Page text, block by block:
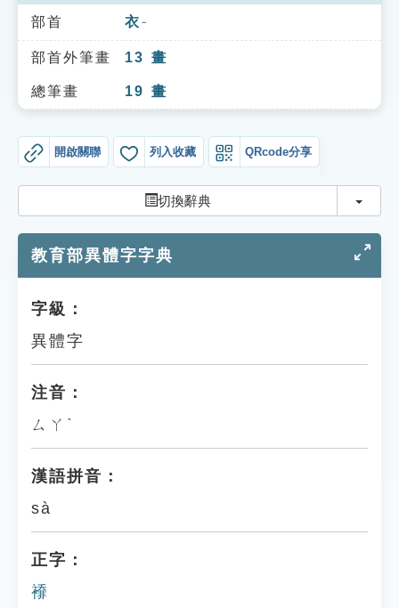
索引選單
知識索引
單字索引
貓頭鷹博士
部首 衣 ㄧ
部首外筆畫 13 畫
總筆畫 19 畫
開啟關聯 列入收藏 QRcode分享
切換辭典 切換
教育部異體字字典
字級：
異體字
注音：
ㄙㄚˋ
漢語拼音：
sà
正字：
䙣